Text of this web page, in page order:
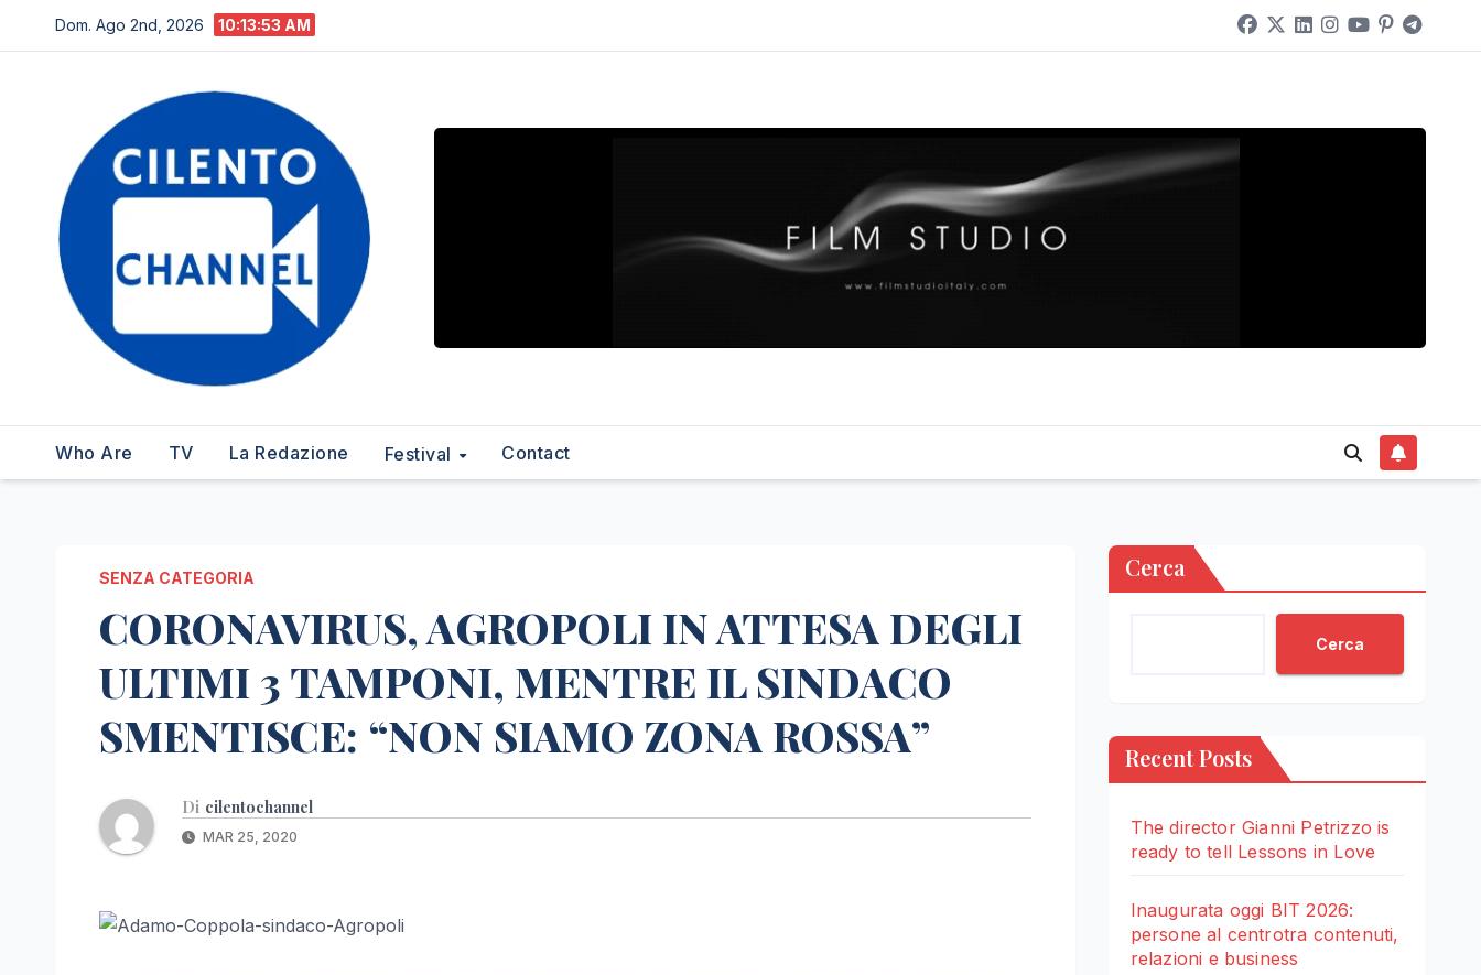
al
Dom. Ago 2nd, 2026 10:13:54 AM
Who Are TV La Redazione Festival Contact
SENZA CATEGORIA
CORONAVIRUS, AGROPOLI IN ATTESA DEGLI
ULTIMI 3 TAMPONI, MENTRE IL SINDACO
SMENTISCE: “NON SIAMO ZONA ROSSA”
Di cilentochannel
MAR 25, 2020
Cerca
Cerca
Recent Posts
The director Gianni Petrizzo is
ready to tell Lessons in Love
Inaugurata oggi BIT 2026:
persone al centrotra contenuti,
relazioni e business